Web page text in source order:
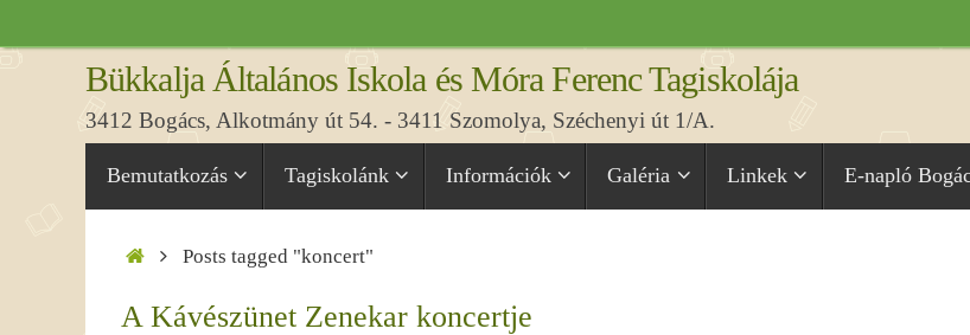
a
tartalomraBükkalja Általános Iskola és Móra Ferenc Tagiskolája
3412 Bogács, Alkotmány út 54. - 3411 Szomolya, Széchenyi út 1/A.
Bemutatkozás Tagiskolánk Információk Galéria Linkek E-napló
HomePosts tagged "koncert"
A Kávészünet Zenekar koncertje